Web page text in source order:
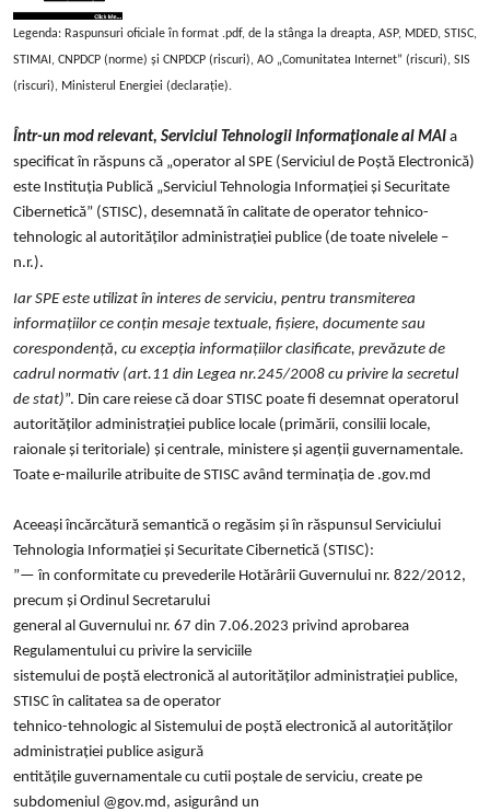
Legenda: Raspunsuri oficiale în format .pdf, de la stânga la dreapta, ASP, MDED, STISC,
STIMAI, CNPDCP (norme) și CNPDCP (riscuri), AO „Comunitatea Internet” (riscuri), SIS
(riscuri), Ministerul Energiei (declarație).
Într-un mod relevant, Serviciul Tehnologii Informaţionale al MAIa
specificat în răspuns că „operator al SPE (Serviciul de Poștă Electronică)
este Instituția Publică „Serviciul Tehnologia Informației și Securitate
Cibernetică” (STISC), desemnată în calitate de operator tehnico-
tehnologic al autorităților administrației publice (de toate nivelele –
n.r.).
Iar SPE este utilizat în interes de serviciu, pentru transmiterea
informațiilor ce conțin mesaje textuale, fișiere, documente sau
corespondență, cu excepția informațiilor clasificate, prevăzute de
cadrul normativ (art.11 din Legea nr.245/2008 cu privire la secretul
de stat)”. Din care reiese că doar STISC poate fi desemnat operatorul
autorităților administrației publice locale (primării, consilii locale,
raionale și teritoriale) și centrale, ministere și agenții guvernamentale.
Toate e-mailurile atribuite de STISC având terminația de .gov.md
Aceeași încărcătură semantică o regăsim și în răspunsul Serviciului
Tehnologia Informației și Securitate Cibernetică (STISC):
”— în conformitate cu prevederile Hotărârii Guvernului nr. 822/2012,
precum și Ordinul Secretarului
general al Guvernului nr. 67 din 7.06.2023 privind aprobarea
Regulamentului cu privire la serviciile
sistemului de poștă electronică al autorităților administrației publice,
STISC în calitatea sa de operator
tehnico-tehnologic al Sistemului de poștă electronică al autorităților
administrației publice asigură
entitățile guvernamentale cu cutii poștale de serviciu, create pe
subdomeniul @gov.md, asigurând un